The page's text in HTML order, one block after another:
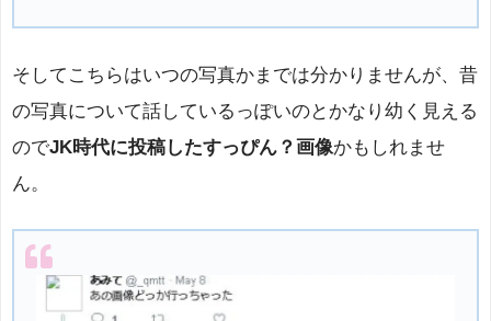
そしてこちらはいつの写真かまでは分かりませんが、昔
の写真について話しているっぽいのとかなり幼く見える
のでJK時代に投稿したすっぴん？画像かもしれませ
ん。